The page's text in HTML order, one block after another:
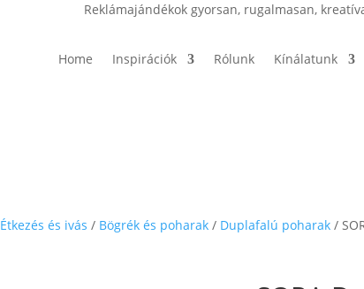
Reklámajándékok gyorsan, rugalmasan,
Home Inspirációk Rólunk Kínálatunk
Étkezés és ivás / Bögrék és poharak / Duplafalú poharak /